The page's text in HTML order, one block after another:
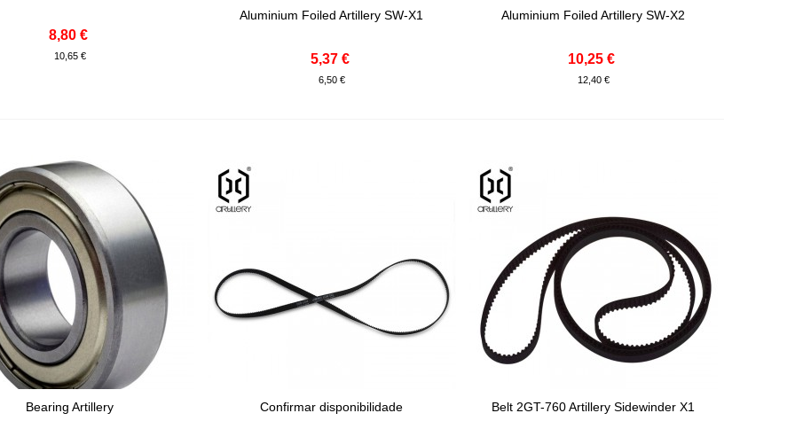
8,80 €
10,65 €
Aluminium Foiled Artillery SW-X1
5,37 €
6,50 €
Aluminium Foiled Artillery SW-X2
10,25 €
12,40 €
Ao Carrinho
Bearing Artillery View More
Confirmar disponibilidade
Adicionar Ao Carrinho
Belt 2GT-760 Artillery Sidewinder X1